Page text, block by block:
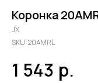
Коронка
JX
SKU:20AMRL
1 543 р.